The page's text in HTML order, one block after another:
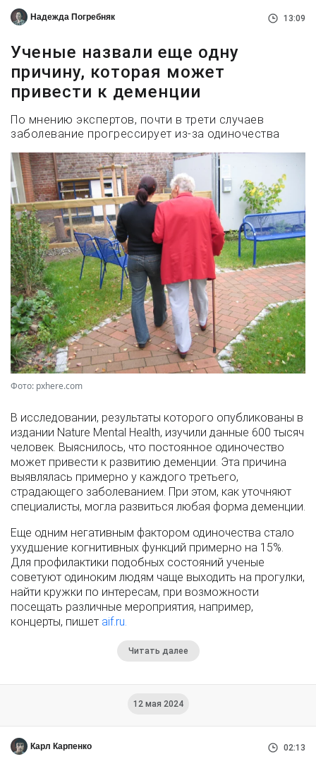
Надежда Погребняк 13:09
Ученые назвали еще одну
причину, которая может
привести к деменции
По мнению экспертов, почти в трети случаев
заболевание прогрессирует из-за одиночества
Фото: pxhere.com
В исследовании, результаты которого опубликованы в
издании Nature Mental Health, изучили данные 600 тысяч
человек. Выяснилось, что постоянное одиночество
может привести к развитию деменции. Эта причина
выявлялась примерно у каждого третьего,
страдающего заболеванием. При этом, как уточняют
специалисты, могла развиться любая форма деменции.
Еще одним негативным фактором одиночества стало
ухудшение когнитивных функций примерно на 15%.
Для профилактики подобных состояний ученые
советуют одиноким людям чаще выходить на прогулки,
найти кружки по интересам, при возможности
посещать различные мероприятия, например,
концерты, пишет aif.ru.
Читать далее
12 мая 2024
Карл Карпенко 02:13